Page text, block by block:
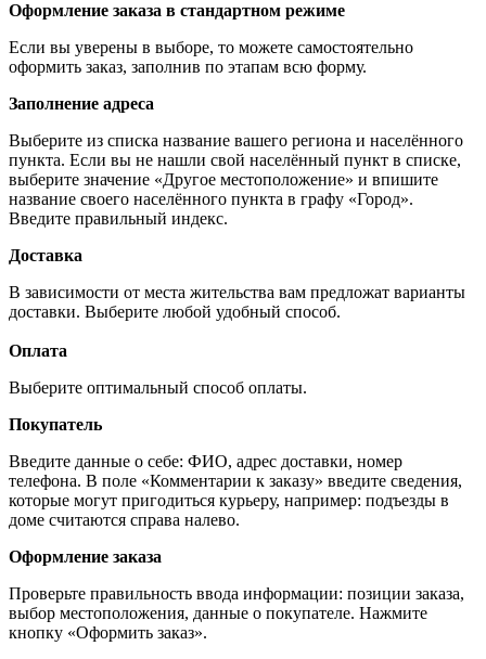
Оформление заказа в стандартном режиме
Если вы уверены в выборе, то можете самостоятельно
оформить заказ, заполнив по этапам всю форму.
Заполнение адреса
Выберите из списка название вашего региона и населённого
пункта. Если вы не нашли свой населённый пункт в списке,
выберите значение «Другое местоположение» и впишите
название своего населённого пункта в графу «Город».
Введите правильный индекс.
Доставка
В зависимости от места жительства вам предложат варианты
доставки. Выберите любой удобный способ.
Оплата
Выберите оптимальный способ оплаты.
Покупатель
Введите данные о себе: ФИО, адрес доставки, номер
телефона. В поле «Комментарии к заказу» введите сведения,
которые могут пригодиться курьеру, например: подъезды в
доме считаются справа налево.
Оформление заказа
Проверьте правильность ввода информации: позиции заказа,
выбор местоположения, данные о покупателе. Нажмите
кнопку «Оформить заказ».